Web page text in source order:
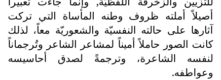
أصيلاً أملته ظروف وطنه المأساة التي تركت
آثارها على حالته النفسيّة والشعوريّة معاً، لذلك
كانت الصور حاملاً أميناً لمشاعر الشاعر وتُرجماناً
لنفسه الشاعرة، وترجمةً لصدق أحاسيسه
وعواطفه.